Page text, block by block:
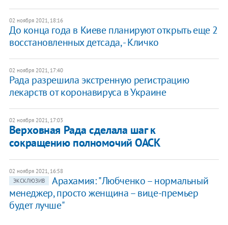
02 ноября 2021, 18:16
До конца года в Киеве планируют открыть еще 2
восстановленных детсада, - Кличко
02 ноября 2021, 17:40
Рада разрешила экстренную регистрацию
лекарств от коронавируса в Украине
02 ноября 2021, 17:03
Верховная Рада сделала шаг к
сокращению полномочий ОАСК
02 ноября 2021, 16:58
ЭКСКЛЮЗИВ
Арахамия: "Любченко – нормальный
менеджер, просто женщина – вице-премьер
будет лучше"